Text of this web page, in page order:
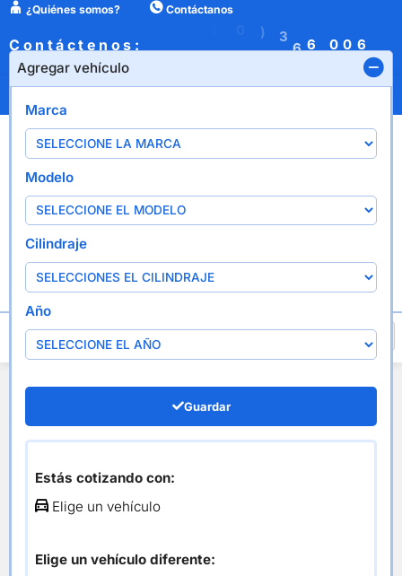
¿Quiénes somos? Contáctanos
Contáctenos:
)
3
6
6 0 0 6
Agregar vehículo
Marca
Modelo
Cilindraje
Año
Guardar
Estás cotizando con:
Elige un vehículo
Elige un vehículo diferente:
Luna Espejo
Inicio/Carrocería/ Luna Espejo